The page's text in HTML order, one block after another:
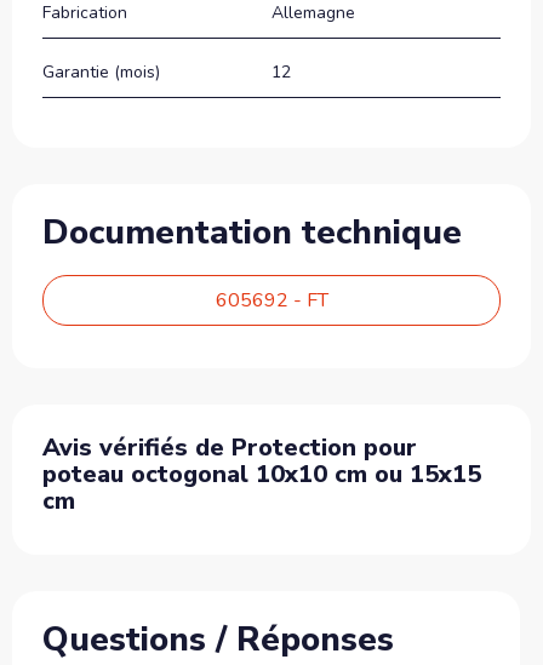
Fabrication Allemagne
Garantie (mois) 12
Documentation technique
605692 - FT
Avis vérifiés de Protection pour
poteau octogonal 10x10 cm ou 15x15
cm
Questions / Réponses